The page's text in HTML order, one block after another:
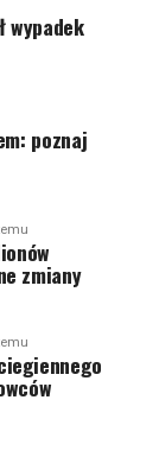
wypadek
poznaj
zmiany